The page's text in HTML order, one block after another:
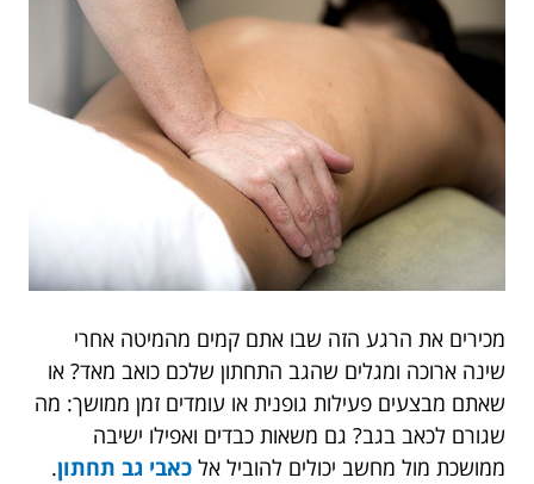
מכירים את הרגע הזה שבו אתם קמים מהמיטה אחרי
שינה ארוכה ומגלים שהגב התחתון שלכם כואב מאד? או
שאתם מבצעים פעילות גופנית או עומדים זמן ממושך: מה
שגורם לכאב בגב? גם משאות כבדים ואפילו ישיבה
ממושכת מול מחשב יכולים להוביל אל כאבי גב תחתון.